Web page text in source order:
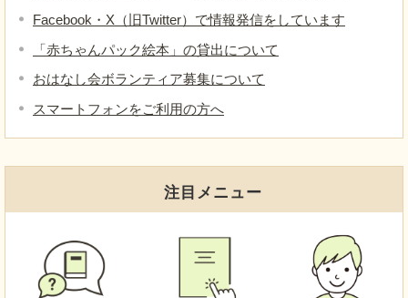
Facebook・X（旧Twitter）で情報発信をしています
「赤ちゃんパック絵本」の貸出について
おはなし会ボランティア募集について
スマートフォンをご利用の方へ
注目メニュー